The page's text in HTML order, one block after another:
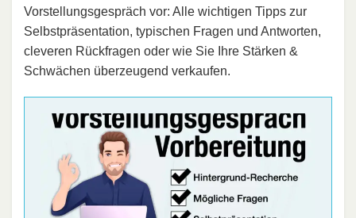
Vorstellungsgespräch vor: Alle wichtigen Tipps zur
Selbstpräsentation, typischen Fragen und Antworten,
cleveren Rückfragen oder wie Sie Ihre Stärken &
Schwächen überzeugend verkaufen.